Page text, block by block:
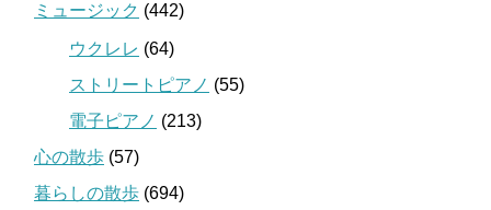
ミュージック (442)
ウクレレ (64)
ストリートピアノ (55)
電子ピアノ (213)
心の散歩 (57)
暮らしの散歩 (694)